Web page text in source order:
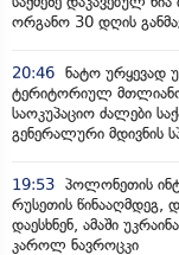
ორგანო 30 დღის
20:46 ნატო ურყევად
ტერიტორიულ
საოკუპაციო ძალები
გენერალური მდივნის
19:53 პოლონეთის
რუსეთის წინააღმდეგ,
დაესხნენ, ამაში
კაროლ ნავროცკი